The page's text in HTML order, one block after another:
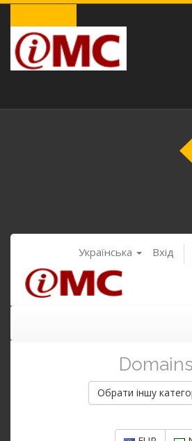
Українська Вхід
Domains
Обрати іншу